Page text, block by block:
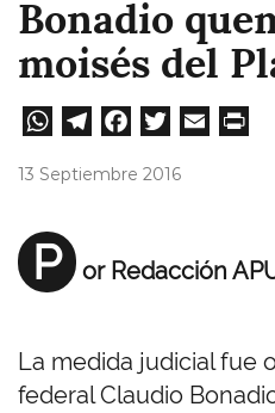
Bonadio
moisés del
W
A
pp
Te
m
Fa
13 Septiembre 2016
P or Redacción
La medida judicial fue
federal Claudio